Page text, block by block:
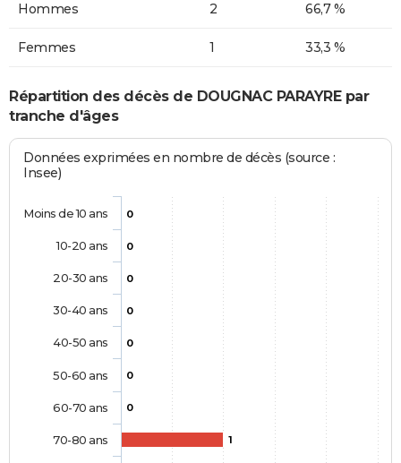
Hommes 2 66,7 %
Femmes 1 33,3 %
Répartition des décès de DOUGNAC PARAYRE par
tranche d'âges
Données exprimées en nombre de décès (source :
Insee)
0
0
0
0
0
0
0
1
Moins de 10 ans
10-20 ans
20-30 ans
30-40 ans
40-50 ans
50-60 ans
60-70 ans
70-80 ans